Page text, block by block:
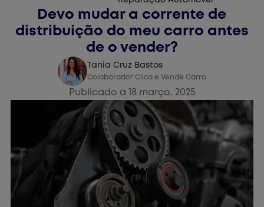
Devo mudar a corrente de
distribuição do meu carro antes
de o vender?
Tania Cruz Bastos
Colaborador Clica e Vende Carro
Publicado a 18 março, 2025